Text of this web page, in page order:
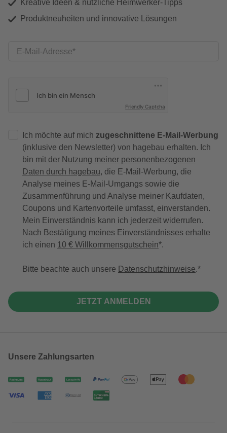
Kreative Ideen & nützliche Heimwerker-Tipps
Produktneuheiten und innovative Lösungen
E-Mail-Adresse
Friendly Captcha
Ich möchte auf mich zugeschnittene E-Mail-Werbung
(inklusive den Newsletter) von hagebau erhalten. Ich
bin mit der Nutzung meiner personenbezogenen
Daten durch hagebau, die E-Mail-Werbung, die
Analyse meines E-Mail-Umgangs sowie die
Zusammenführung und Analyse meiner Kaufdaten,
Coupons und Kartenvorteile umfasst, einverstanden.
Mein Einverständnis kann ich jederzeit widerrufen.
Nach Bestätigung meines Einverständnisses erhalte
ich einen 10 € Willkommensgutschein*.
Bitte beachte auch unsere Datenschutzhinweise.
JETZT ANMELDEN
Unsere Zahlungsarten